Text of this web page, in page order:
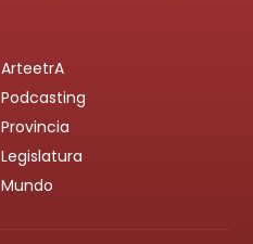
ArteetrA
Podcasting
Provincia
Legislatura
Mundo